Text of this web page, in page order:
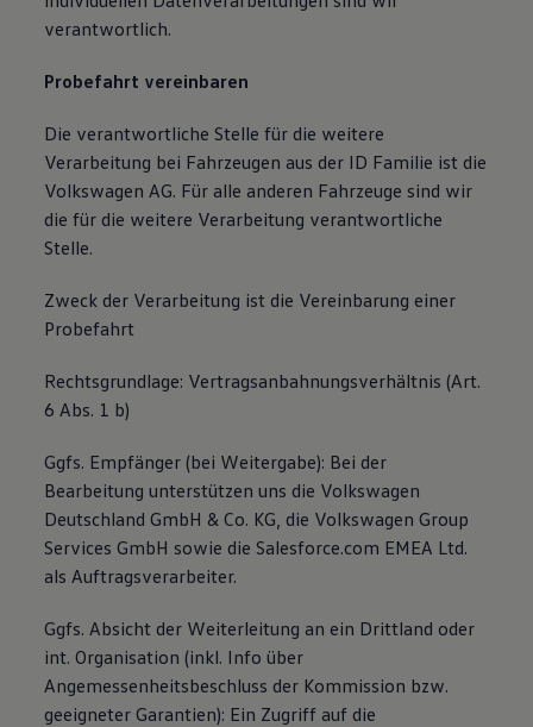
verantwortlich.
Probefahrt vereinbaren
Die verantwortliche Stelle für die weitere
Verarbeitung bei Fahrzeugen aus der ID Familie ist die
Volkswagen AG. Für alle anderen Fahrzeuge sind wir
die für die weitere Verarbeitung verantwortliche
Stelle.
Zweck der Verarbeitung ist die Vereinbarung einer
Probefahrt
Rechtsgrundlage: Vertragsanbahnungsverhältnis (Art.
6 Abs. 1 b)
Ggfs. Empfänger (bei Weitergabe): Bei der
Bearbeitung unterstützen uns die Volkswagen
Deutschland GmbH & Co. KG, die Volkswagen Group
Services GmbH sowie die Salesforce.com EMEA Ltd.
als Auftragsverarbeiter.
Ggfs. Absicht der Weiterleitung an ein Drittland oder
int. Organisation (inkl. Info über
Angemessenheitsbeschluss der Kommission bzw.
geeigneter Garantien): Ein Zugriff auf die